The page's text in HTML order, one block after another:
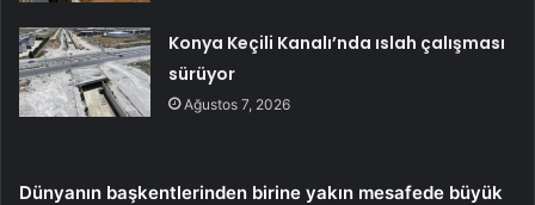
Konya Keçili Kanalı’nda ıslah çalışması
sürüyor
Ağustos 7, 2026
Dünyanın başkentlerinden birine yakın mesafede büyük